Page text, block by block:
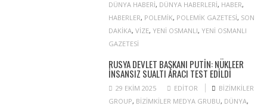
DÜNYA HABERI, DÜNYA HABERLERI, HABER,
HABERLER, POLEMIK, POLEMIK GAZETESI, SON
DAKIKA, VIZE, YENI OSMANLI, YENI OSMANLI
GAZETESI
RUSYA DEVLET BAŞKANI PUTIN: NÜKLEER
INSANSIZ SUALTI ARACI TEST EDILDI
29 EKIM 2025 EDITOR
BIZIMKILER
GROUP, BIZIMKILER MEDYA GRUBU, DÜNYA,